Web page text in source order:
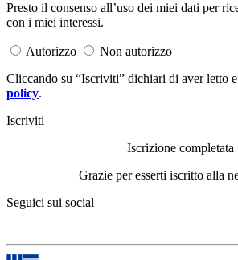
Presto il consenso all’uso dei miei dati per
con i miei interessi.
Autorizzo
Non autorizzo
Cliccando su “Iscriviti” dichiari di aver letto e
policy.
Iscriviti
Iscrizione completata
Grazie per esserti iscritto alla
Seguici sui social